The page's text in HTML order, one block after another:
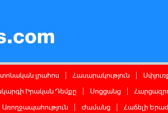
լրահոս Հասարակություն
Իրական Դեմքը Սոցցանց
Առողջապահություն Ժամանց Հաճելի